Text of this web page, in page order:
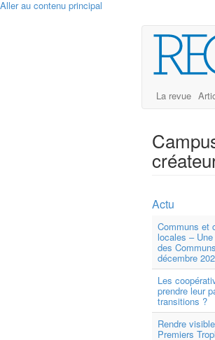
Aller au contenu principal
La revue
Actu
Communs et
locales –
des
décembre
Les
prendre leur
transitions ?
Rendre
Premiers